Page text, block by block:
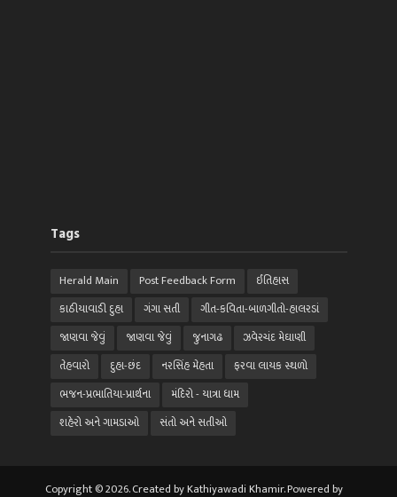
Tags
Herald Main Post Feedback Form
ઈતિહાસ
કાઠીયાવાડી દુહા
ગંગા સતી
ગીત-કવિતા-બાળગીતો-હાલરડાં
જાણવા જેવું
જાણવા જેવું જુનાગઢ
ઝવેરચંદ મેઘાણી
તેહવારો
દુહા-છંદ નરસિંહ મેહતા
ફરવા લાયક સ્થળો
ભજન-પ્રભાતિયા-પ્રાર્થના
મંદિરો - યાત્રા ધામ
શહેરો અને ગામડાઓ
સંતો અને સતીઓ
Copyright © 2026. Created by Kathiyawadi Khamir. Powered by